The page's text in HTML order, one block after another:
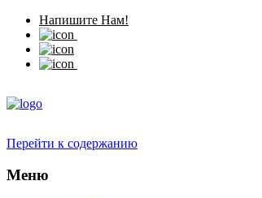
Напишите Нам!
Перейти к содержанию
Меню